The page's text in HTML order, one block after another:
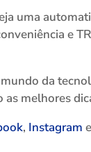
uma
e
da
melhores
, Instagram e